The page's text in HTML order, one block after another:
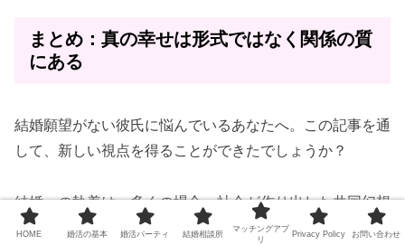
まとめ：真の幸せは形式ではなく関係の質
にある
結婚願望がない彼氏に悩んでいるあなたへ。この記事を通
して、新しい視点を得ることができたでしょうか？
結婚への執着は、多くの場合、社会が作り出した共同幻想
によるものです。本当に大切なのは、結婚という形式では
HOME 婚活の基本 婚活パーティ 結婚相談所
マッチングアプ
リ
Privacy Policy お問い合わせ